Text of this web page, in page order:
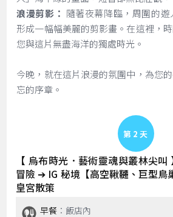
浪漫剪影： 隨著夜幕降臨，周圍的遊
形成一幅幅美麗的剪影畫。在這裡，
您與這片無盡海洋的獨處時光。
今晚，就在這片浪漫的氛圍中，為您
忘的序章。
Day 2
【 烏布時光．藝術靈魂與叢林尖
冒險 ➔ IG 秘境【高空鞦韆、巨型
皇宮散策
早餐 ：飯店內